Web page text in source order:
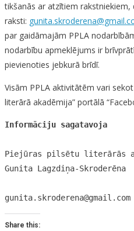
tikšanās ar atzītiem
raksti:
par gaidāmajām PPLA
nodarbību apmeklējums ir
pievienoties jebkurā brīdī.
Visām PPLA aktivitātēm vari
literārā akadēmija” portālā
Informāciju sagatavoja
Piejūras pilsētu literārās
Gunita Lagzdiņa-Skroderēna
gunita.skroderena@gmail.com
Share this: